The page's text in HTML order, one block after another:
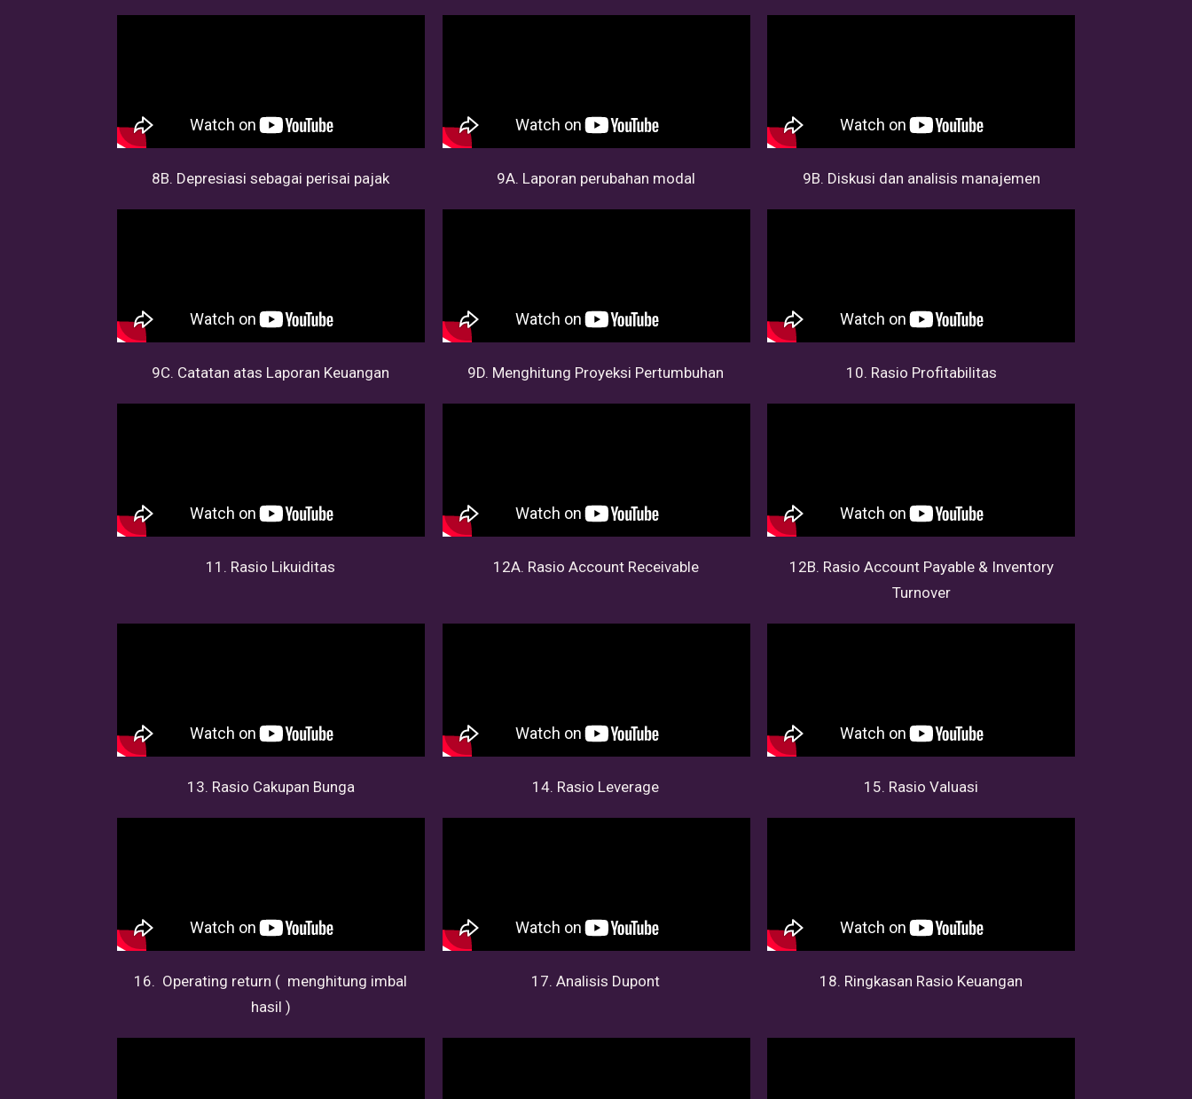
8B. Depresiasi sebagai perisai pajak 9A. Laporan perubahan modal 9B. Diskusi dan analisis manajemen
9C. Catatan atas Laporan Keuangan 9D. Menghitung Proyeksi Pertumbuhan 10. Rasio Profitabilitas
11. Rasio Likuiditas 12A. Rasio Account Receivable
12B. Rasio Account Payable & Inventory
Turnover
13. Rasio Cakupan Bunga 14. Rasio Leverage 15. Rasio Valuasi
16. Operating return ( menghitung imbal
hasil )
17. Analisis Dupont 18. Ringkasan Rasio Keuangan